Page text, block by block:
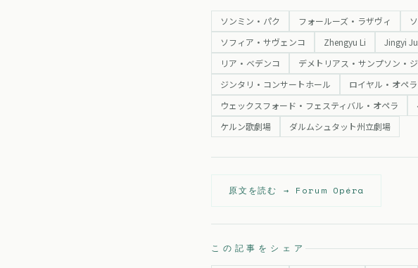
ソンミン・パク フォールーズ・ラザヴィ
ソフィア・サヴェンコ Zhengyu Li Jingyi Ju
リア・ベデンコ デメトリアス・サンプソン・
ジンタリ・コンサートホール ロイヤル・オペ
ウェックスフォード・フェスティバル・オペラ
ケルン歌劇場 ダルムシュタット州立劇場
原文を読む → Forum Opéra
この記事をシェア